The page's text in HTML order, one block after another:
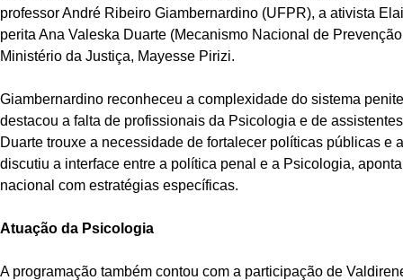
professor André Ribeiro Giambernardino (UFPR), a ativista
perita Ana Valeska Duarte (Mecanismo Nacional de
Ministério da Justiça, Mayesse Pirizi.
Giambernardino reconheceu a complexidade do sistema
destacou a falta de profissionais da Psicologia e de
Duarte trouxe a necessidade de fortalecer políticas públicas
discutiu a interface entre a política penal e a Psicologia,
nacional com estratégias específicas.
Atuação da Psicologia
A programação também contou com a participação de